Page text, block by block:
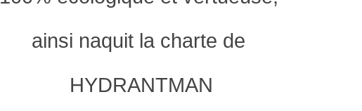
ainsi naquit la charte de
HYDRANTMAN